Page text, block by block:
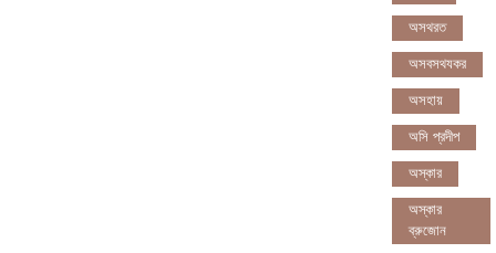
অসথরত
অসবসথযকর
অসহায়
অসি প্রদীপ
অস্কার
অস্কার
ব্রুজোন